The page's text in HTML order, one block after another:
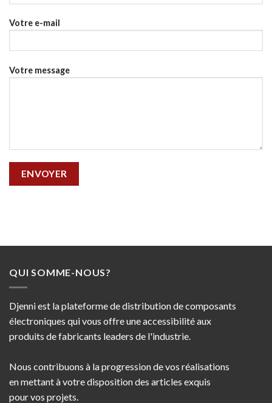
Votre e-mail
Votre message
QUI SOMME-NOUS?
Djenni est la plateforme de distribution de composants
électroniques qui vous offre une accessibilité aux
produits de fabricants leaders de l'industrie.
Nous contribuons à la progression de vos réalisations
en mettant à votre disposition des articles exquis
pour vos projets.